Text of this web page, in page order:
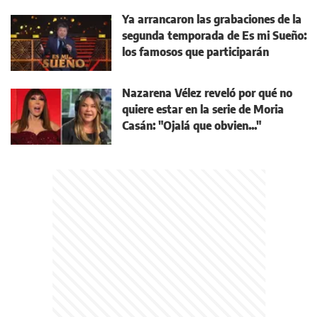
Ya arrancaron las grabaciones de la
segunda temporada de Es mi Sueño:
los famosos que participarán
Nazarena Vélez reveló por qué no
quiere estar en la serie de Moria
Casán: "Ojalá que obvien..."